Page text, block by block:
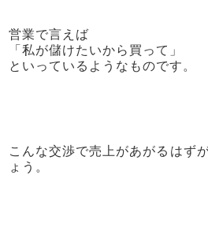
営業で言えば
「私が儲けたいから買って」
といっているようなものです。
こんな交渉で売上があがるはず
ょう。